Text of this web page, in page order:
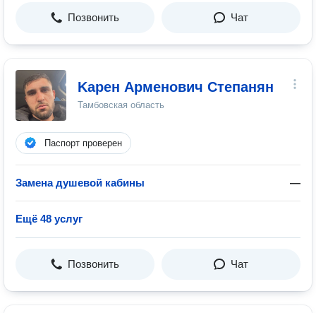
Позвонить Чат
Kарен Арменович Степанян
Тамбовская область
Паспорт проверен
Замена душевой кабины —
Ещё 48 услуг
Позвонить Чат